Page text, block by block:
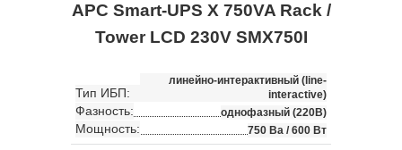
APC Smart-UPS X 750VA Rack /
Tower LCD 230V SMX750I
Тип ИБП:
линейно-интерактивный (line-
interactive)
Фазность: однофазный (220В)
Мощность: 750 Ва / 600 Вт